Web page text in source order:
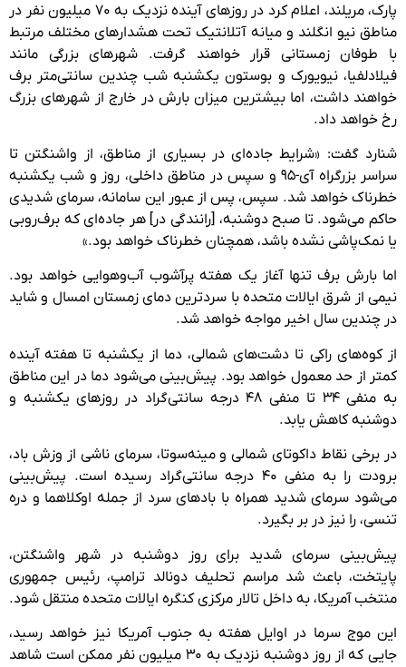
پارک، مریلند، اعلام کرد در روزهای آینده نزدیک به ۷۰ میلیون نفر در
مناطق نیو انگلند و میانه آتلانتیک تحت هشدارهای مختلف مرتبط
با طوفان زمستانی قرار خواهند گرفت. شهرهای بزرگی مانند
فیلادلفیا، نیویورک و بوستون یکشنبه شب چندین سانتی‌متر برف
خواهند داشت، اما بیشترین میزان بارش در خارج از شهرهای بزرگ
رخ خواهد داد.
شنارد گفت: «شرایط جاده‌ای در بسیاری از مناطق، از واشنگتن تا
سراسر بزرگراه آی-۹۵ و سپس در مناطق داخلی، روز و شب یکشنبه
خطرناک خواهد شد. سپس، پس از عبور این سامانه، سرمای شدیدی
حاکم می‌شود. تا صبح دوشنبه، [رانندگی در] هر جاده‌ای که برف‌روبی
یا نمک‌پاشی نشده باشد، همچنان خطرناک خواهد بود.»
اما بارش برف تنها آغاز یک هفته‌ پرآشوب آب‌وهوایی خواهد بود.
نیمی از شرق ایالات متحده با سردترین دمای زمستان امسال و شاید
در چندین سال اخیر مواجه خواهد شد.
از کوه‌های راکی تا دشت‌های شمالی، دما از یکشنبه تا هفته آینده
کمتر از حد معمول خواهد بود. پیش‌بینی می‌شود دما در این مناطق
به منفی ۳۴ تا منفی ۴۸ درجه سانتی‌گراد در روزهای یکشنبه و
دوشنبه کاهش یابد.
در برخی نقاط داکوتای شمالی و مینه‌سوتا، سرمای ناشی از وزش باد،
برودت را به منفی ۴۰ درجه سانتی‌گراد رسیده است. پیش‌بینی
می‌شود سرمای شدید همراه با بادهای سرد از جمله اوکلاهما و دره
تنسی، را نیز در بر بگیرد.
پیش‌بینی سرمای شدید برای روز دوشنبه در شهر واشنگتن،
پایتخت، باعث شد مراسم تحلیف دونالد ترامپ، رئیس‌ جمهوری
منتخب آمریکا، به داخل تالار مرکزی کنگره ایالات متحده منتقل شود.
این موج سرما در اوایل هفته به جنوب آمریکا نیز خواهد رسید،
جایی که از روز دوشنبه نزدیک به ۳۰ میلیون نفر ممکن است شاهد